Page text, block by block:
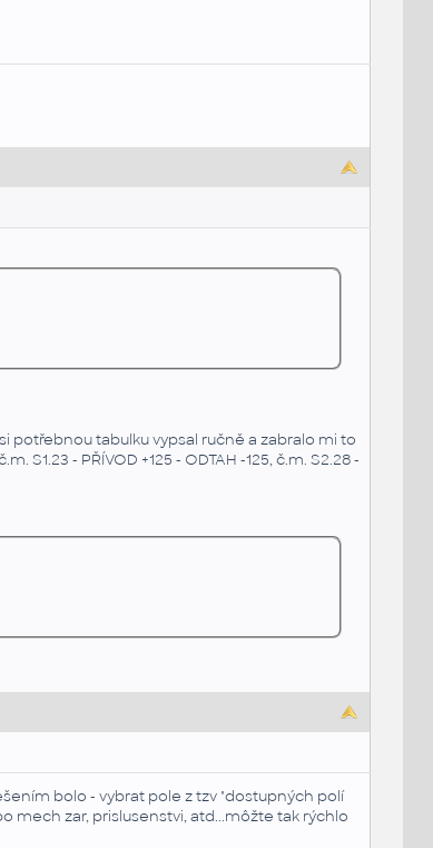
potřebnou tabulku vypsal ručně a zabralo mi to
- PŘÍVOD +125 - ODTAH -125, č.m. S2.28 -
bolo - vybrat pole z tzv "dostupných polí
mech zar, prislusenstvi, atd...môžte tak rýchlo